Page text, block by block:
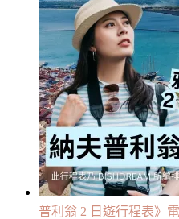
普利翁 2 日遊行程表》